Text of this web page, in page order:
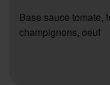
Base sauce tomate,
champignons, oeuf